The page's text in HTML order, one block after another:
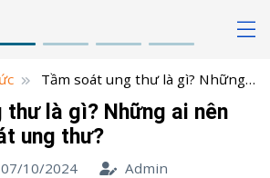
Tầm soát ung thư là gì? Những
ung thư?
thư là gì? Những ai nên
ung thư?
10/2024 Admin